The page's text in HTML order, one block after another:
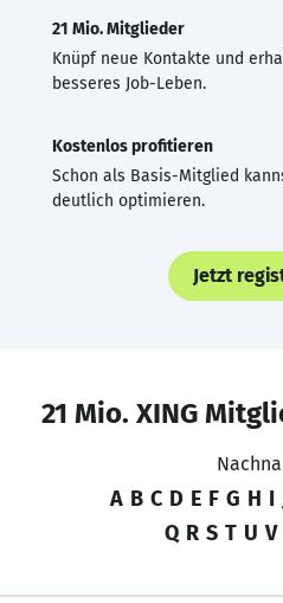
21 Mio. Mitglieder
Knüpf neue Kontakte und
besseres Job-Leben.
Kostenlos profitieren
Schon als Basis-Mitglied
deutlich optimieren.
Jetzt
21 Mio. XING
A B C D E F G H I
Q R S T U V